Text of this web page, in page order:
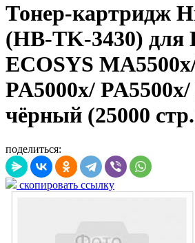
Тонер-картридж
(HB-TK-3430) для
ECOSYS
PA5000x/
чёрный (25000
поделиться:
скопировать ссылку